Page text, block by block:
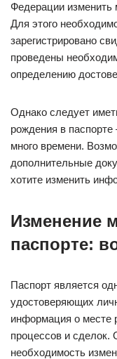
Федерации изменить
Для этого
зарегистрировано
проведены
определению
Однако следует
рождения в
много времени.
дополнительные
хотите изменить
Изменение
паспорте:
Паспорт является
удостоверяющих
информация о месте
процессов и сделок.
необходимость